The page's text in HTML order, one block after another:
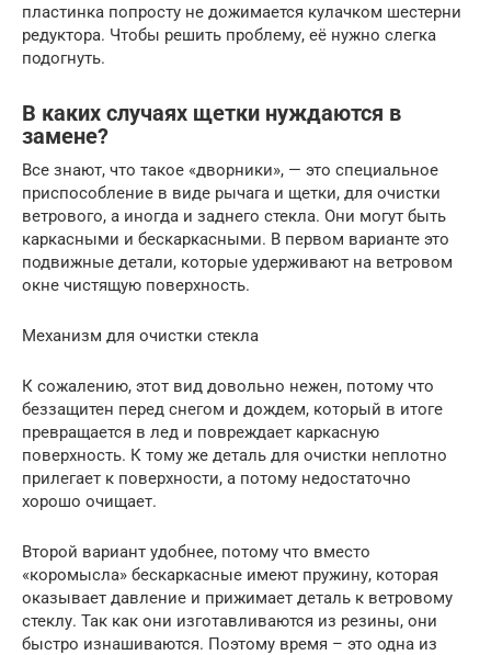
пластинка попросту не дожимается кулачком шестерни
редуктора. Чтобы решить проблему, её нужно слегка
подогнуть.
В каких случаях щетки нуждаются в
замене?
Все знают, что такое «дворники», — это специальное
приспособление в виде рычага и щетки, для очистки
ветрового, а иногда и заднего стекла. Они могут быть
каркасными и бескаркасными. В первом варианте это
подвижные детали, которые удерживают на ветровом
окне чистящую поверхность.
Механизм для очистки стекла
К сожалению, этот вид довольно нежен, потому что
беззащитен перед снегом и дождем, который в итоге
превращается в лед и повреждает каркасную
поверхность. К тому же деталь для очистки неплотно
прилегает к поверхности, а потому недостаточно
хорошо очищает.
Второй вариант удобнее, потому что вместо
«коромысла» бескаркасные имеют пружину, которая
оказывает давление и прижимает деталь к ветровому
стеклу. Так как они изготавливаются из резины, они
быстро изнашиваются. Поэтому время – это одна из